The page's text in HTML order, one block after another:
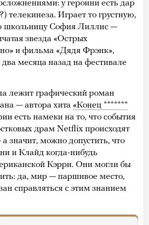
у героини есть дар
телекинеза. Играет то грустную,
школьницу София Лиллис —
звезда «Острых
и фильма «Дядя Фрэнк»,
месяца назад на фестивале
лежит графический роман
— автора хита «Конец *******
есть намеки на то, что события
драм Netflix происходят
значит, можно допустить, что
и Клайд когда-нибудь
Кэрри. Они могли бы
да, мир — паршивое место,
справляться с этим знанием